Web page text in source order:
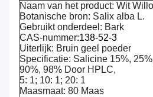
Naam van het product: Wit
Botanische bron: Salix alba L.
Gebruikt onderdeel: Bark
CAS-nummer:138-52-3
Uiterlijk: Bruin geel poeder
Specificatie: Salicine 15%,
90%, 98% Door HPLC,
5: 1; 10: 1; 20: 1
Maasmaat: 80 Maas